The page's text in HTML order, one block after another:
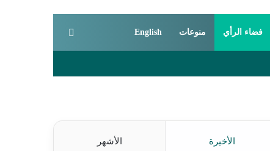
فضاء الرأي منوعات English
الأخيرة الأشهر